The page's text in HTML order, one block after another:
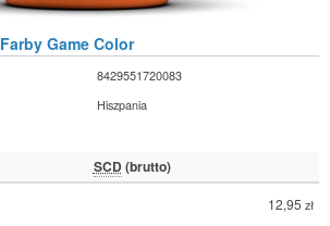
Farby Game Color
8429551720083
Hiszpania
SCD (brutto)
12,95 zł